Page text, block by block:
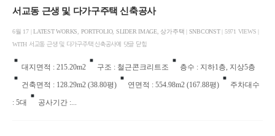
서교동 근생 및 다가구주택 신축공사
6월 17 | LATEST WORKS PORTFOLIO, SLIDER IMAGE, 상가주택 SNBCONST| 5971 VIEWS |
WITH 서교동 근생 및 다가구주택 신축공사에 댓글 닫힘
대지면적 : 215.20m2 구조 : 철근콘크리트조 층수 : 지하1층, 지상5층
건축면적 : 128.29m2 (38.80평) 연면적 : 554.98m2 (167.88평) 주차대수
: 5대 공사기간 :...